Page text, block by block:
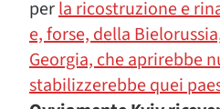
perla ricostruzione e
e, forse, della
Georgia, che aprirebbe
stabilizzerebbe quei